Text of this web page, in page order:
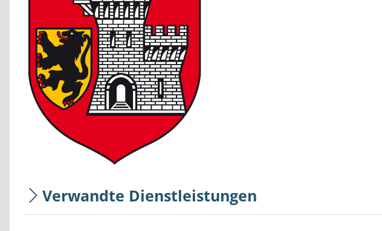
Verwandte Dienstleistungen